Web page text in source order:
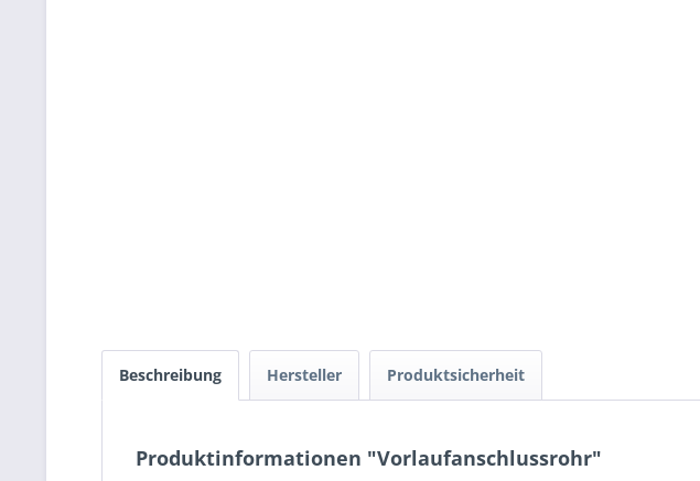
Beschreibung Hersteller Produktsicherheit
Produktinformationen "Vorlaufanschlussrohr"